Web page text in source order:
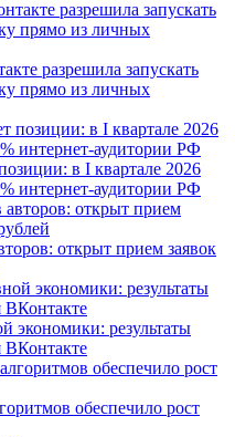
разрешила запускать
прямо из личных
в I квартале 2026
интернет-аудитории РФ
открыт прием заявок
экономики: результаты
ВКонтакте
обеспечило рост